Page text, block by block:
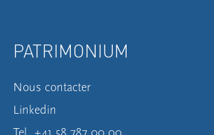
PATRIMONIUM
Nous contacter
Linkedin